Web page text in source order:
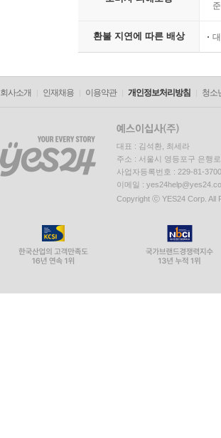
환불 지연에 따른 배상
회사소개 인재채용 이용약관 개인정보처리방침 청소
대표 : 김석환, 최세라
주소 : 서울시 영등포구 은행
사업자등록번호 : 229-81-
이메일 :
Copyright ⓒ YES24 Corp. All